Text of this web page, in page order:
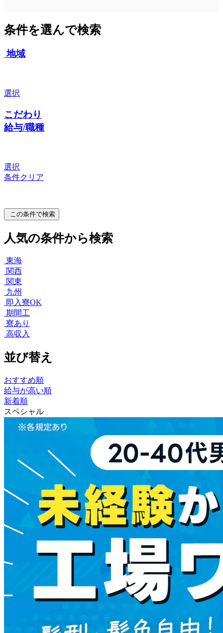
条件を選んで検索
地域
選択
こだわり
給与/職種
選択
条件クリア
この条件で検索
人気の条件から検索
東海
関西
関東
九州
即入寮OK
期間工
寮あり
高収入
並び替え
おすすめ順
給与が高い順
新着順
スペシャル